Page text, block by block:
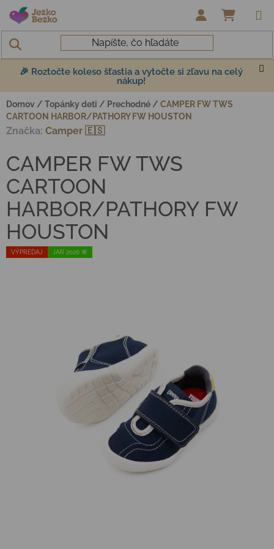
Prejsť na obsah
🎉 Roztočte koleso šťastia a vytočte si zľavu na celý
nákup!
Domov / Topánky deti / Prechodné / CAMPER FW TWS
CARTOON HARBOR/PATHORY FW HOUSTON
VÝPREDAJ JAR 2026 🌸
CAMPER FW TWS
CARTOON
HARBOR/PATHORY FW
HOUSTON
Značka: Camper 🇪🇸